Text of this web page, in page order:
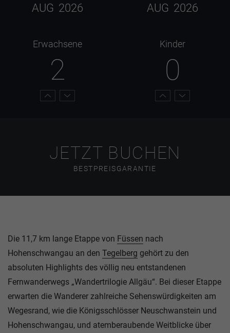
AUG 2026 AUG 2026
Erwachsene
2
Kinder
0
JETZT BUCHEN
BESTPREISGARANTIE
Die 11,7 km lange Etappe von Füssen nach
Hohenschwangau an den Tegelberg gehört zu den
absoluten Highlights des völlig neu entstandenen
Fernwanderwegs „Wandertrilogie Allgäu“. Bei dieser Etappe
erwarten die Wanderer zahlreiche Sehenswürdigkeiten am
Wegesrand, wie die Königsschlösser Neuschwanstein und
Hohenschwangau, und atemberaubende Weitblicke über